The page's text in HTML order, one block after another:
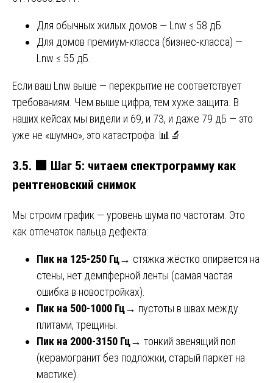
Для обычных жилых домов — Lnw ≤ 58 дБ.
Для домов премиум-класса (бизнес-класса) —
Lnw ≤ 55 дБ.
Если ваш Lnw выше — перекрытие не соответствует
требованиям. Чем выше цифра, тем хуже защита. В
наших кейсах мы видели и 69, и 73, и даже 79 дБ — это
уже не «шумно», это катастрофа. 📊🔬
3.5. 🟩 Шаг 5: читаем спектрограмму как
рентгеновский снимок
Мы строим график — уровень шума по частотам. Это
как отпечаток пальца дефекта:
Пик на 125-250 Гц→ стяжка жёстко опирается на
стены, нет демпферной ленты (самая частая
ошибка в новостройках).
Пик на 500-1000 Гц→ пустоты в швах между
плитами, трещины.
Пик на 2000-3150 Гц→ тонкий звенящий пол
(керамогранит без подложки, старый паркет на
мастике).